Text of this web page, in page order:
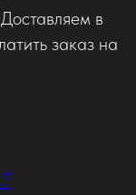
в
заказ на